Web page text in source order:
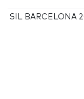
SIL BARCELONA